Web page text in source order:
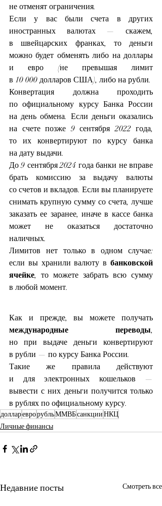
не отменят ограничения.
Если у вас были счета в других
иностранных валютах — скажем,
в швейцарских франках, то деньги
можно будет обменять либо на доллары
и евро (не превышая лимит
в 10 000 долларов США), либо на рубли.
Конвертация должна проходить
по официальному курсу Банка России
на день обмена. Если деньги оказались
на счете позже 9 сентября 2022 года,
то их конвертируют по курсу банка
на дату выдачи.
До 9 сентября 2024 года банки не вправе
брать комиссию за выдачу валюты
со счетов и вкладов. Если вы планируете
снимать крупную сумму со счета, лучше
заказать ее заранее, иначе в кассе банка
может не оказаться достаточно
наличных.
Лимитов нет только в одном случае:
если вы хранили валюту в банковской
ячейке, то можете забрать всю сумму
в любой момент.
Как и прежде, вы можете получать
международные переводы,
но при выдаче деньги конвертируют
в рубли — по курсу Банка России.
Такие же правила действуют
и для электронных кошельков —
вывести с них деньги получится только
в рублях по официальному курсу.
доллареврорубльММВБсанкцииНКЦ
Личные финансы
Недавние посты Смотреть все